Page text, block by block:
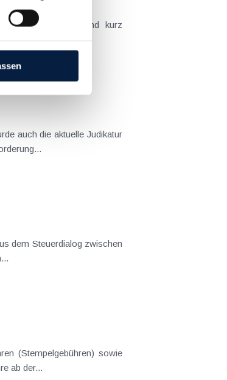
die nachfolgend kurz
wie z.B....
auch die aktuelle Judikatur
Forderung...
dem Steuerdialog zwischen
befreit . Die Befreiung gilt für zwei Jahre ab der...